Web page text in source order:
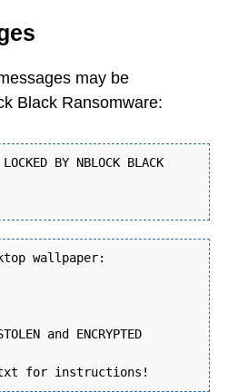
may be
Black Ransomware:
BY NBLOCK BLACK
wallpaper:
and ENCRYPTED
for instructions!